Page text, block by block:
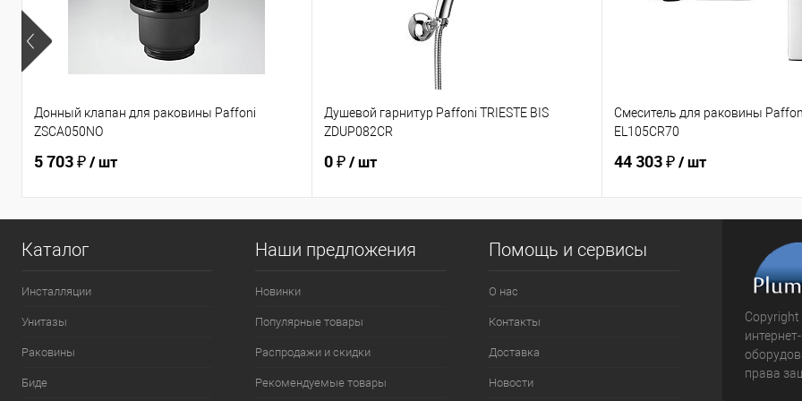
Донный клапан для раковины Paffoni
ZSCA050NO
5 703 ₽/ шт
Душевой гарнитур Paffoni TRIESTE BIS
ZDUP082CR
0 ₽/ шт
Смеситель для раковины
EL105CR70
44 303 ₽/ шт
Каталог
Инсталляции
Унитазы
Раковины
Биде
Наши предложения
Новинки
Популярные товары
Распродажи и скидки
Рекомендуемые товары
Помощь и сервисы
О нас
Контакты
Доставка
Новости
права